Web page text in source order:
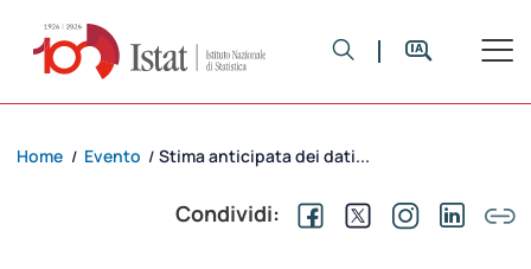
Home / Evento / Stima anticipata dei dati...
Condividi: